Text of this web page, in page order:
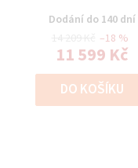
Dodání do 140 dní
11 599 Kč
–18 %
DO KOŠÍKU